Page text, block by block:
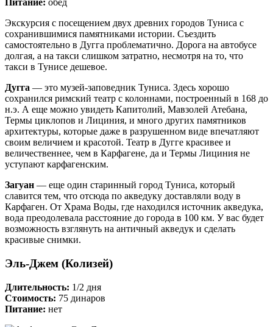
Питание: обед
Экскурсия с посещением двух древних городов Туниса с
сохранившимися памятниками истории. Съездить
самостоятельно в Дугга проблематично. Дорога на автобусе
долгая, а на такси слишком затратно, несмотря на то, что
такси в Тунисе дешевое.
Дугга — это музей-заповедник Туниса. Здесь хорошо
сохранился римский театр с колоннами, построенный в 168 до
н.э. А еще можно увидеть Капитолий, Мавзолей Атебана,
Термы циклопов и Лициния, и много других памятников
архитектуры, которые даже в разрушенном виде впечатляют
своим величием и красотой. Театр в Дугге красивее и
величественнее, чем в Карфагене, да и Термы Лициния не
уступают карфагенским.
Загуан — еще один старинный город Туниса, который
славится тем, что отсюда по акведуку доставляли воду в
Карфаген. От Храма Воды, где находился источник акведука,
вода преодолевала расстояние до города в 100 км. У вас будет
возможность взглянуть на античный акведук и сделать
красивые снимки.
Эль-Джем (Колизей)
Длительность: 1/2 дня
Стоимость: 75 динаров
Питание: нет